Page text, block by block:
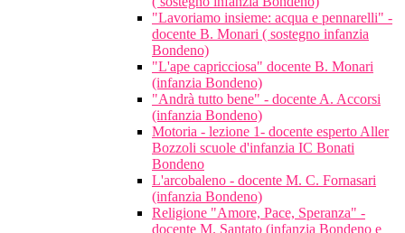
"Lavoriamo insieme: acqua e pennarelli" -
docente B. Monari ( sostegno infanzia
Bondeno)
"L'ape capricciosa" docente B. Monari
(infanzia Bondeno)
"Andrà tutto bene" - docente A. Accorsi
(infanzia Bondeno)
Motoria - lezione 1- docente esperto Aller
Bozzoli scuole d'infanzia IC Bonati
Bondeno
L'arcobaleno - docente M. C. Fornasari
(infanzia Bondeno)
Religione "Amore, Pace, Speranza" -
docente M. Santato (infanzia Bondeno e